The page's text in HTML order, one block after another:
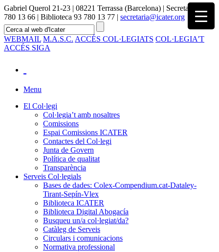
Gabriel Querol 21-23 | 08221 Terrassa (Barcelona) | Secretaria 93
780 13 66 | Biblioteca 93 780 13 77 | secretaria@icater.org
WEBMAIL M.A.S.C. ACCÉS COL·LEGIATS COL·LEGIA'T
ACCÉS SIGA
Menu
El Col·legi
Col·legia’t amb nosaltres
Comissions
Espai Comissions ICATER
Contactes del Col·legi
Junta de Govern
Política de qualitat
Transparència
Serveis Col·legials
Bases de dades: Colex-Compendium.cat-Dataley-
Tirant-Sepín-Vlex
Biblioteca ICATER
Biblioteca Digital Abogacía
Busqueu un/a col·legiat/da?
Catàleg de Serveis
Circulars i comunicacions
Normativa professional